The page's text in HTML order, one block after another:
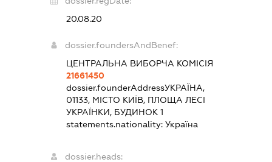
20.08.20
dossier.foundersAndBenef:
ЦЕНТРАЛЬНА ВИБОРЧА КОМІСІЯ
21661450
dossier.founderAddressУКРАЇНА,
01133, МІСТО КИЇВ, ПЛОЩА ЛЕСІ
УКРАЇНКИ, БУДИНОК 1
statements.nationality:Україна
dossier.heads: